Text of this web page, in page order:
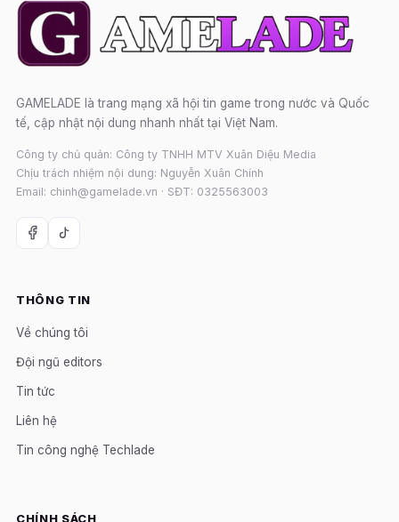
GAMELADE là trang mạng xã hội tin game trong nước và Quốc
tế, cập nhật nội dung nhanh nhất tại Việt Nam.
Công ty chủ quản: Công ty TNHH MTV Xuân Diệu Media
Chịu trách nhiệm nội dung: Nguyễn Xuân Chính
Email: chinh@gamelade.vn · SĐT: 0325563003
THÔNG TIN
Về chúng tôi
Đội ngũ editors
Tin tức
Liên hệ
Tin công nghệ Techlade
CHÍNH SÁCH